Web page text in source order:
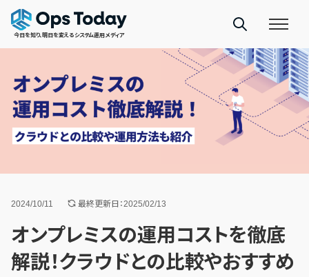
今日を知り、明日を変えるシステム運用メディア
2024/10/11 最終更新日：2025/02/13
オンプレミスの運用コストを徹底
解説！クラウドとの比較やおすすめ